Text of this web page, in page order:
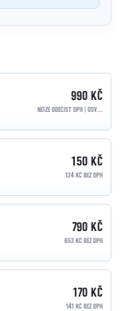
990 KČ
150 KČ
124 KČ BEZ DPH
790 KČ
653 KČ BEZ DPH
170 KČ
141 KČ BEZ DPH